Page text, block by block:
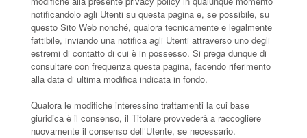
notificandolo agli Utenti su questa pagina e, se possibile, su
questo Sito Web nonché, qualora tecnicamente e legalmente
fattibile, inviando una notifica agli Utenti attraverso uno degli
estremi di contatto di cui è in possesso. Si prega dunque di
consultare con frequenza questa pagina, facendo riferimento
alla data di ultima modifica indicata in fondo.
Qualora le modifiche interessino trattamenti la cui base
giuridica è il consenso, il Titolare provvederà a raccogliere
nuovamente il consenso dell’Utente, se necessario.